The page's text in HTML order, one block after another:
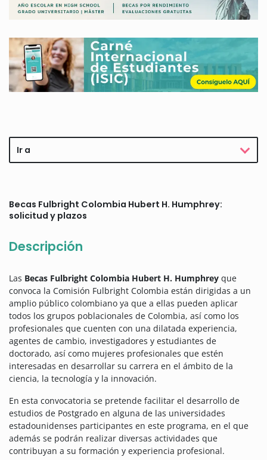
Ir a
Becas Fulbright Colombia Hubert H. Humphrey:
solicitud y plazos
Descripción
Las Becas Fulbright Colombia Hubert H. Humphrey que
convoca la Comisión Fulbright Colombia están dirigidas a un
amplio público colombiano ya que a ellas pueden aplicar
todos los grupos poblacionales de Colombia, así como los
profesionales que cuenten con una dilatada experiencia,
agentes de cambio, investigadores y estudiantes de
doctorado, así como mujeres profesionales que estén
interesadas en desarrollar su carrera en el ámbito de la
ciencia, la tecnología y la innovación.
En esta convocatoria se pretende facilitar el desarrollo de
estudios de Postgrado en alguna de las universidades
estadounidenses participantes en este programa, en el que
además se podrán realizar diversas actividades que
contribuyan a su formación y experiencia profesional.